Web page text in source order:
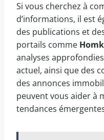
Si vous cherchez à
d’informations, il est
des publications et
portails comme
analyses
actuel, ainsi que des
des annonces
peuvent vous aider à
tendances